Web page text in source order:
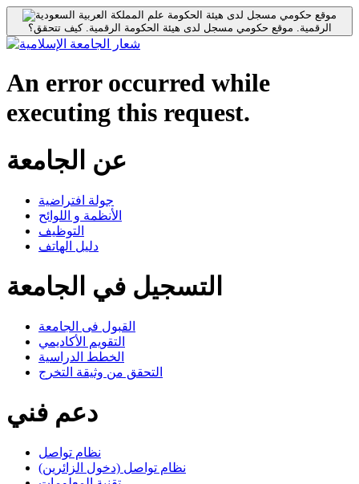
موقع حكومي مسجل لدى هيئة الحكومة
الرقمية. موقع حكومي مسجل لدى هيئة الحكومة الرقمية.كيف تتحقق؟
An error occurred while
executing this request.
عن الجامعة
جولة افتراضية
الأنظمة و اللوائح
التوظيف
دليل الهاتف
التسجيل في الجامعة
القبول فى الجامعة
التقويم الأكاديمي
الخطط الدراسية
التحقق من وثيقة التخرج
دعم فني
نظام تواصل
نظام تواصل (دخول الزائرين)